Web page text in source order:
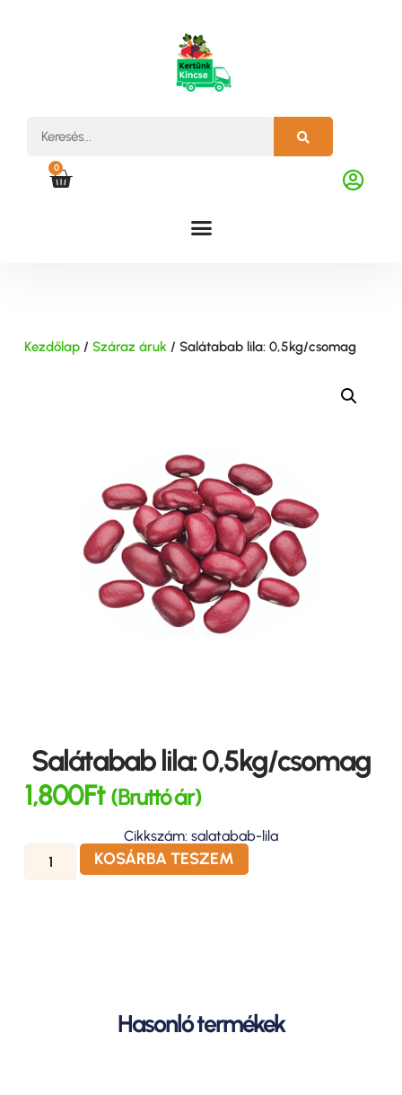
0
Kezdőlap/ Száraz áruk / Salátabab lila: 0,5kg/csomag
Salátabab lila: 0,5kg/csomag
1,800Ft (Bruttó ár)
Cikkszám: salatabab-lila
KOSÁRBA TESZEM
Hasonló termékek